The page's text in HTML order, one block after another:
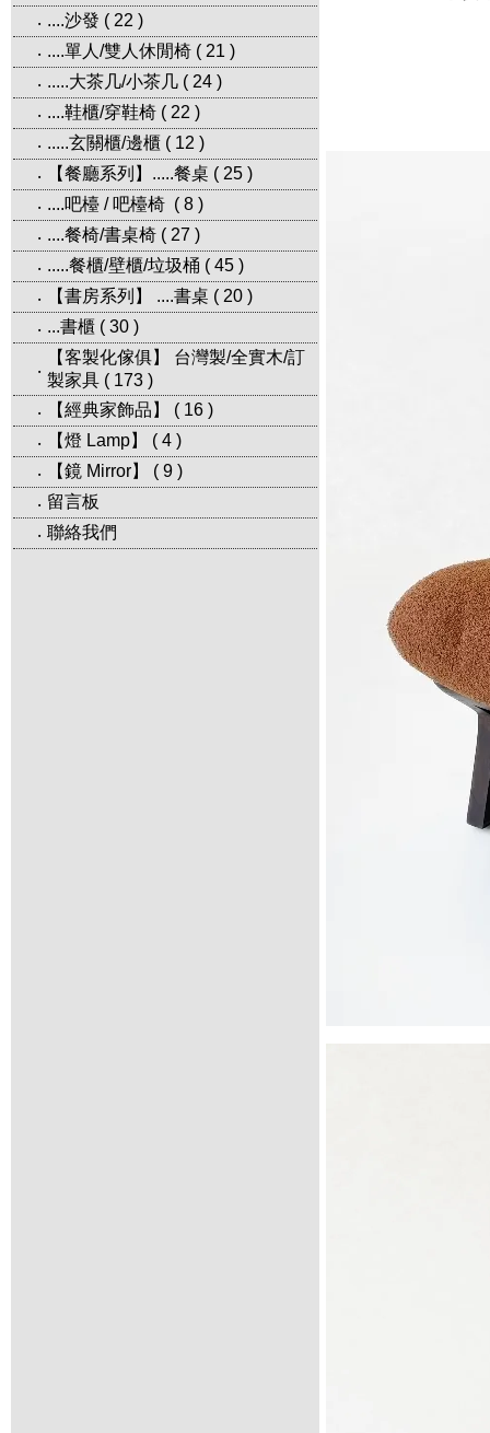
‧ ....沙發 ( 22 )
‧ ....單人/雙人休閒椅 ( 21 )
‧ .....大茶几/小茶几 ( 24 )
‧ ....鞋櫃/穿鞋椅 ( 22 )
‧ .....玄關櫃/邊櫃 ( 12 )
‧
【餐廳系列】.....餐桌 ( 25 )
‧ ....吧檯 / 吧檯椅 ( 8 )
‧ ....餐椅/書桌椅 ( 27 )
‧ .....餐櫃/壁櫃/垃圾桶 ( 45 )
‧
【書房系列】 ....書桌 ( 20 )
‧ ...書櫃 ( 30 )
‧
【客製化傢俱】 台灣製/全實木/訂
製家具 ( 173 )
‧
【經典家飾品】 ( 16 )
‧
【燈 Lamp】 ( 4 )
‧
【鏡 Mirror】 ( 9 )
‧ 留言板
‧ 聯絡我們